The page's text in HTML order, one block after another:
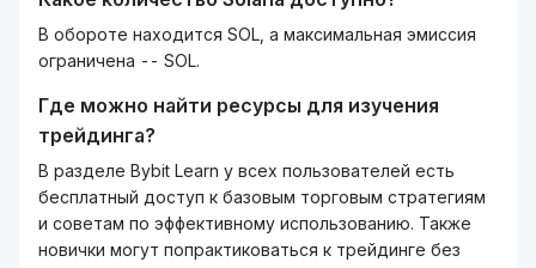
В обороте находится SOL, а максимальная эмиссия
ограничена -- SOL.
Где можно найти ресурсы для изучения
трейдинга?
В разделе Bybit Learn у всех пользователей есть
бесплатный доступ к базовым торговым стратегиям
и советам по эффективному использованию. Также
новички могут попрактиковаться к трейдинге без